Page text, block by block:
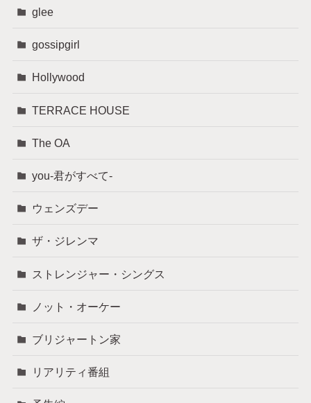
glee
gossipgirl
Hollywood
TERRACE HOUSE
The OA
you-君がすべて-
ウェンズデー
ザ・ジレンマ
ストレンジャー・シングス
ノット・オーケー
ブリジャートン家
リアリティ番組